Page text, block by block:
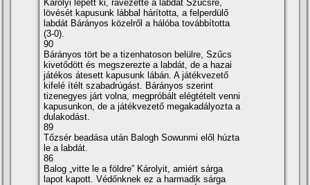
Károlyi lépett ki, rávezette a labdát Szűcsre,
lövését kapusunk lábbal hárí­totta, a felperdülő
labdát Bárányos közelről a hálóba továbbí­totta
(3-0).
90
Bárányos tört be a tizenhatoson belülre, Szűcs
kivetődött és megszerezte a labdát, de a hazai
játékos átesett kapusunk lábán. A játékvezető
kifelé í­télt szabadrúgást. Bárányos szerint
tizenegyes járt volna, megpróbált elégtételt venni
kapusunkon, de a játékvezető megakadályozta a
dulakodást.
89
Tőzsér beadása után Balogh Sowunmi elől húzta
le a labdát.
86
Balog „vitte le a földre” Károlyit, amiért sárga
lapot kapott. Védőnknek ez a harmadik sárga